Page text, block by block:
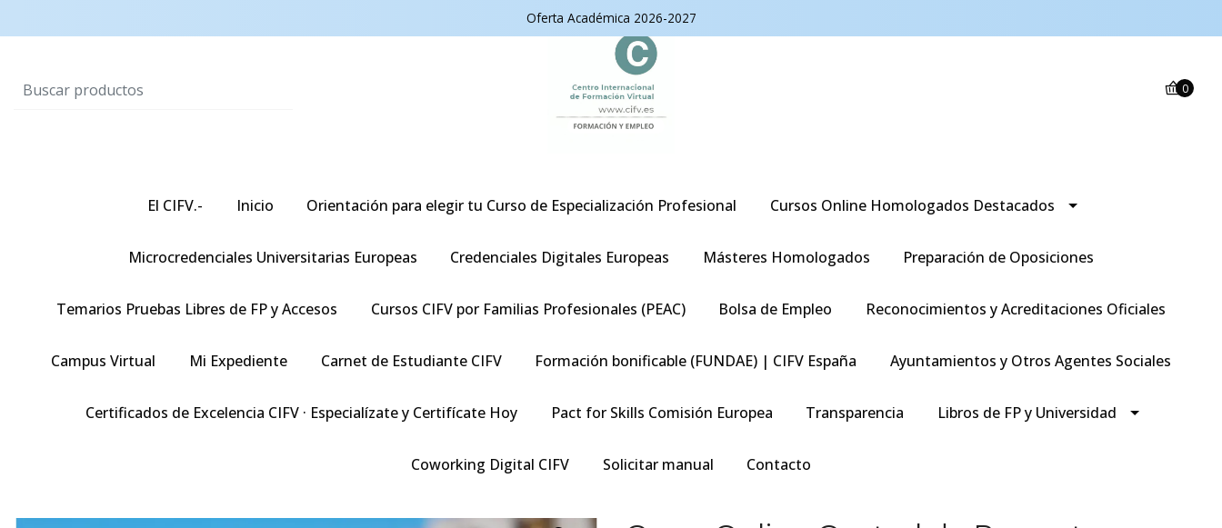
Oferta Académica 2026-2027
0
El CIFV.- Inicio Orientación para elegir tu Curso de Especialización Profesional Cursos Online Homologados Destacados
Microcredenciales Universitarias Europeas Credenciales Digitales Europeas Másteres Homologados Preparación de Oposiciones
Temarios Pruebas Libres de FP y Accesos Cursos CIFV por Familias Profesionales (PEAC) Bolsa de Empleo Reconocimientos y Acreditaciones Oficiales
Campus Virtual Mi Expediente Carnet de Estudiante CIFV Formación bonificable (FUNDAE) | CIFV España Ayuntamientos y Otros Agentes Sociales
Certificados de Excelencia CIFV · Especialízate y Certifícate Hoy Pact for Skills Comisión Europea Transparencia Libros de FP y Universidad
Coworking Digital CIFV Solicitar manual Contacto